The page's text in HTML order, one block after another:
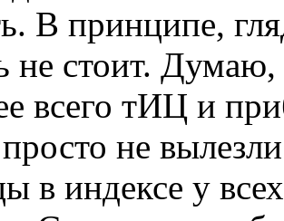
В принципе,
не стоит.
всего тИЦ и
не
в индексе у